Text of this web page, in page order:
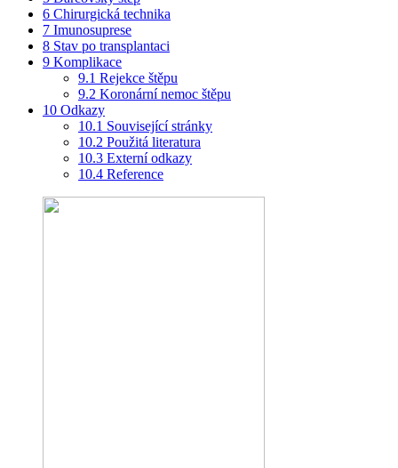
6 Chirurgická technika
7 Imunosuprese
8 Stav po transplantaci
9 Komplikace
9.1 Rejekce štěpu
9.2 Koronární nemoc štěpu
10 Odkazy
10.1 Související stránky
10.2 Použitá literatura
10.3 Externí odkazy
10.4 Reference